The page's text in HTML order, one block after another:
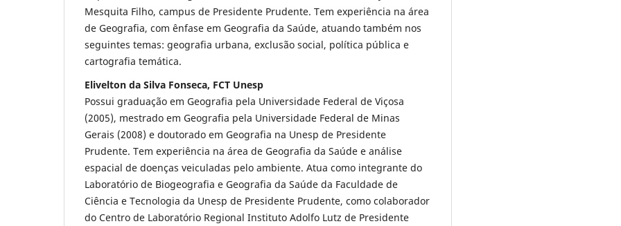
Mesquita Filho, campus de Presidente Prudente. Tem experiência na área
de Geografia, com ênfase em Geografia da Saúde, atuando também nos
seguintes temas: geografia urbana, exclusão social, política pública e
cartografia temática.
Elivelton da Silva Fonseca, FCT Unesp
Possui graduação em Geografia pela Universidade Federal de Viçosa
(2005), mestrado em Geografia pela Universidade Federal de Minas
Gerais (2008) e doutorado em Geografia na Unesp de Presidente
Prudente. Tem experiência na área de Geografia da Saúde e análise
espacial de doenças veiculadas pelo ambiente. Atua como integrante do
Laboratório de Biogeografia e Geografia da Saúde da Faculdade de
Ciência e Tecnologia da Unesp de Presidente Prudente, como colaborador
do Centro de Laboratório Regional Instituto Adolfo Lutz de Presidente